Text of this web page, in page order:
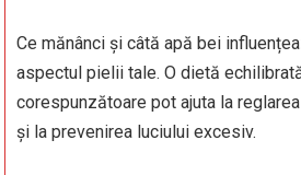
Ce mănânci și câtă apă bei
aspectul pielii tale. O dietă
corespunzătoare pot ajuta la
și la prevenirea luciului excesiv.